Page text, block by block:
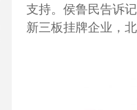
支持。侯鲁民告诉
新三板挂牌企业，